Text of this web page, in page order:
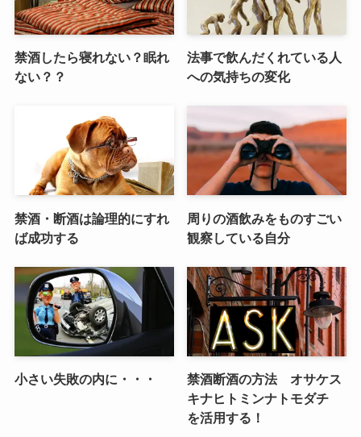
禁酒したら寝れない？眠れ
ない？？
法事で飲んだくれている人
への気持ちの変化
禁酒・断酒は論理的にすれ
ば成功する
周りの酒飲みをものすごい
観察している自分
小さい失敗の内に・・・
禁酒断酒の方法 オサケス
キナヒトミンナトモダチ
を活用する！